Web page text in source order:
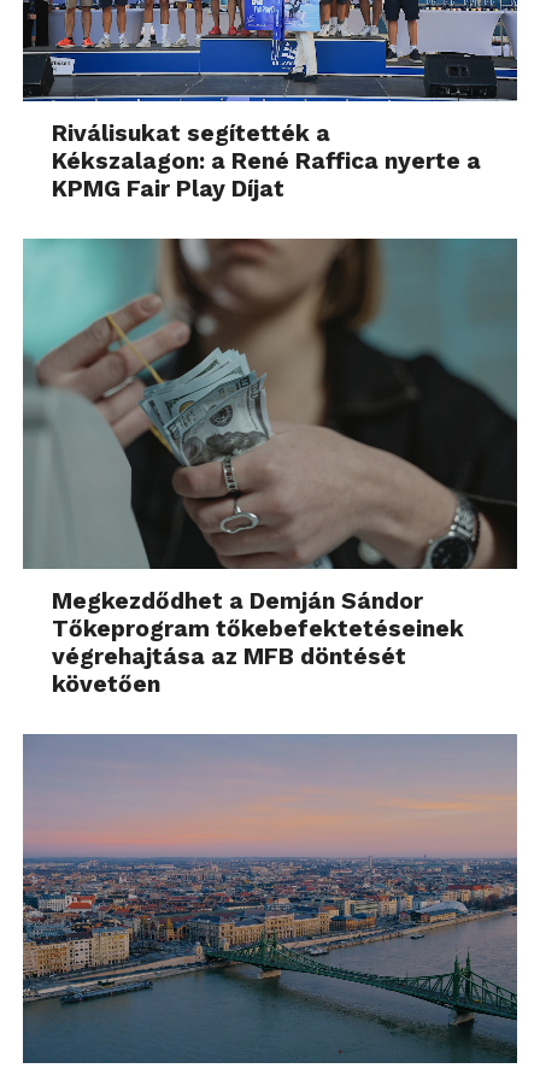
Riválisukat segítették a
Kékszalagon: a René Raffica nyerte a
KPMG Fair Play Díjat
Megkezdődhet a Demján Sándor
Tőkeprogram tőkebefektetéseinek
végrehajtása az MFB döntését
követően